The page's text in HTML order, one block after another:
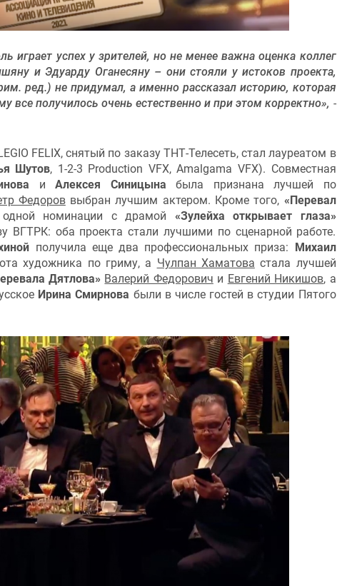
успех у зрителей, но не менее важна оценка коллег
и Эдуарду Оганесяну – они стояли у истоков проекта,
ред.) не придумал, а именно рассказал историю, которая
получилось очень естественно и при этом корректно», -
FELIX, снятый по заказу ТНТ-Телесеть, стал лауреатом в
Шутов, 1-2-3 Production VFX, Amalgama VFX). Совместная
иАлексея Синицына была признана лучшей по
Федороввыбран лучшим актером. Кроме того, «Перевал
номинации с драмой «Зулейха открывает глаза»
ВГТРК: оба проекта стали лучшими по сценарной работе.
получила еще два профессиональных приза: Михаил
художника по гриму, а Чулпан Хаматова стала лучшей
Дятлова» Валерий Федорович и Евгений Никишов, а
Ирина Смирнова были в числе гостей в студии Пятого